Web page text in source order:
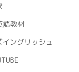
語教材
ングリッシュ